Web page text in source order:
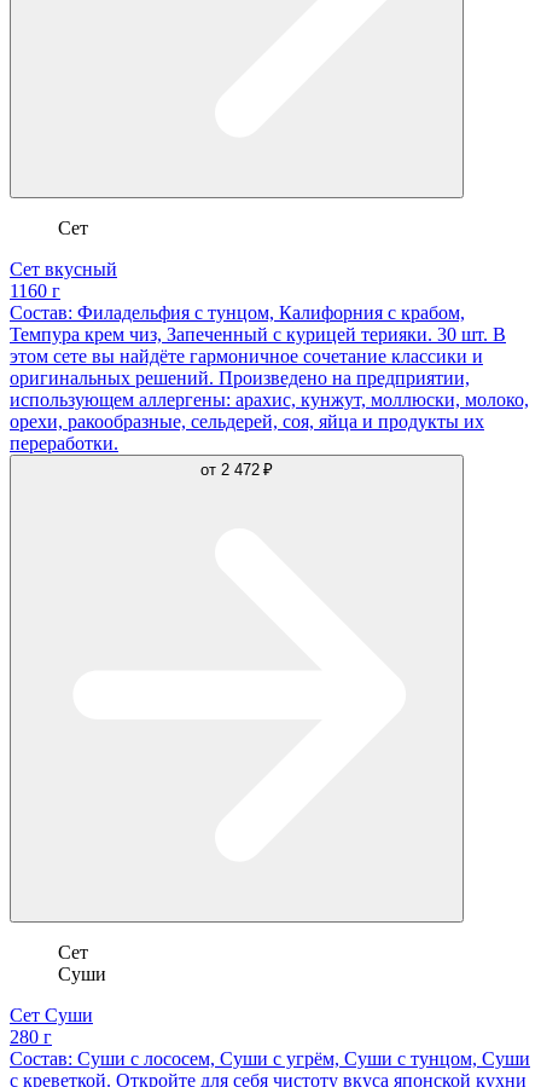
Сет
Сет вкусный
1160 г
Состав: Филадельфия с тунцом, Калифорния с крабом,
Темпура крем чиз, Запеченный с курицей терияки. 30 шт. В
этом сете вы найдёте гармоничное сочетание классики и
оригинальных решений. Произведено на предприятии,
использующем аллергены: арахис, кунжут, моллюски, молоко,
орехи, ракообразные, сельдерей, соя, яйца и продукты их
переработки.
от 2 472 ₽
Сет
Суши
Сет Суши
280 г
Состав: Суши с лососем, Суши с угрём, Суши с тунцом, Суши
с креветкой. Откройте для себя чистоту вкуса японской кухни